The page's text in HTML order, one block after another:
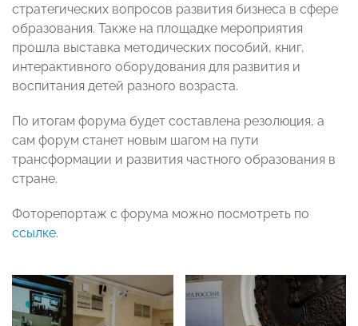
стратегических вопросов развития бизнеса в сфере
образования. Также на площадке мероприятия
прошла выставка методических пособий, книг,
интерактивного оборудования для развития и
воспитания детей разного возраста.
По итогам форума будет составлена резолюция, а
сам форум станет новым шагом на пути
трансформации и развития частного образования в
стране.
Фоторепортаж с форума можно посмотреть по
ссылке.